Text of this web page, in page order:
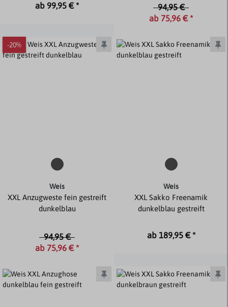
ab 99,95 € *
94,95 €
ab 75,96 € *
-20%
Weis
XXL Anzugweste fein gestreift
dunkelblau
94,95 €
ab 75,96 € *
Weis
XXL Sakko Freenamik
dunkelblau gestreift
ab 189,95 € *